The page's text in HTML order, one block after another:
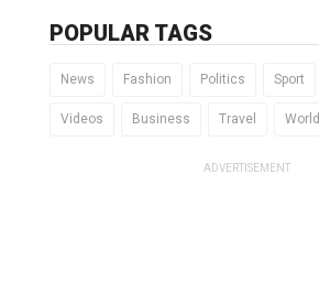
POPULAR TAGS
News Fashion Politics Sport
Videos Business Travel World
ADVERTISEMENT